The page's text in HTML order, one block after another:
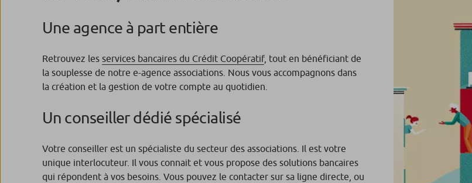
Une agence à part entière
Retrouvez les services bancaires du Crédit Coopératif, tout en bénéficiant de
la souplesse de notre e-agence associations. Nous vous accompagnons dans
la création et la gestion de votre compte au quotidien.
Un conseiller dédié spécialisé
Votre conseiller est un spécialiste du secteur des associations. Il est votre
unique interlocuteur. Il vous connait et vous propose des solutions bancaires
qui répondent à vos besoins. Vous pouvez le contacter sur sa ligne directe, ou